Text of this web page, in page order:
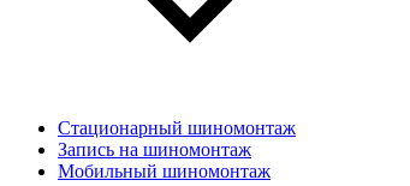
Стационарный шиномонтаж
Запись на шиномонтаж
Мобильный шиномонтаж